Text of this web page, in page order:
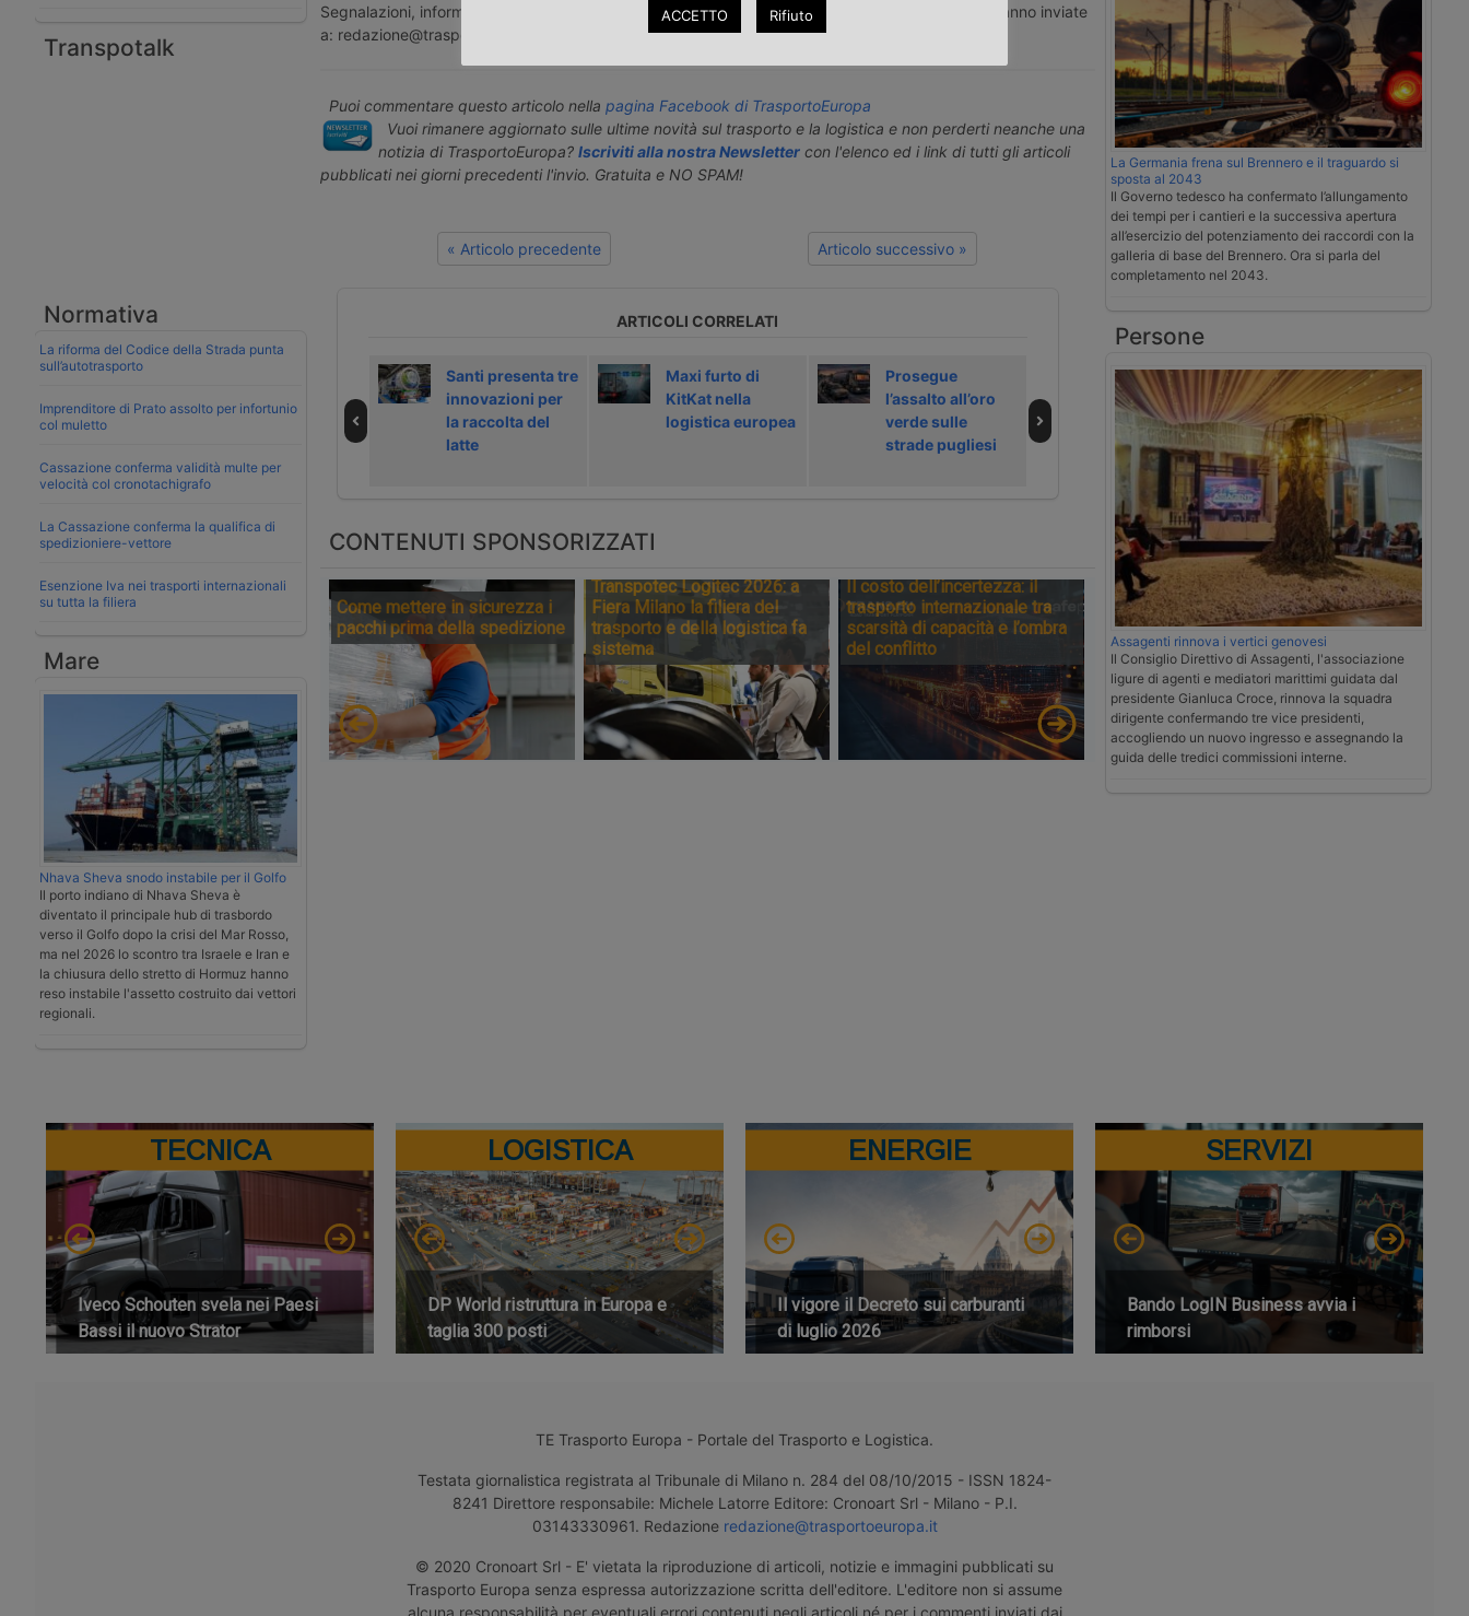
Transpotalk
Normativa
La riforma del Codice della Strada punta
sull’autotrasporto
Imprenditore di Prato assolto per infortunio
col muletto
Cassazione conferma validità multe per
velocità col cronotachigrafo
La Cassazione conferma la qualifica di
spedizioniere-vettore
Esenzione Iva nei trasporti internazionali
su tutta la filiera
Mare
Nhava Sheva snodo instabile per il Golfo
Il porto indiano di Nhava Sheva è
diventato il principale hub di trasbordo
verso il Golfo dopo la crisi del Mar Rosso,
ma nel 2026 lo scontro tra Israele e Iran e
la chiusura dello stretto di Hormuz hanno
reso instabile l'assetto costruito dai vettori
regionali.
Segnalazioni, informazioni, comunicati, nonché rettifiche o precisazioni sugli articoli pubblicati vanno inviate
a: redazione@trasportoeuropa.it
Puoi commentare questo articolo nella pagina Facebook di TrasportoEuropa
Vuoi rimanere aggiornato sulle ultime novità sul trasporto e la logistica e non perderti neanche una
notizia di TrasportoEuropa? Iscriviti alla nostra Newslettercon l'elenco ed i link di tutti gli articoli
pubblicati nei giorni precedenti l'invio. Gratuita e NO SPAM!
« Articolo precedente Articolo successivo »
ARTICOLI CORRELATI
Scoperto racket
dell’uva in Sicilia
camion elettrico
Santi presenta tre
innovazioni per
la raccolta del
latte
Maxi furto di
KitKat nella
logistica europea
Prosegue
l’assalto all’oro
verde sulle
strade pugliesi
Video | Adami
Trasporti,
autotrasporto da
Parona a tutta
Europa
Nuovo
semirimorchio
cisterna elettrico
di Santi
CONTENUTI SPONSORIZZATI
Come mettere in sicurezza i
pacchi prima della spedizione
Transpotec Logitec 2026: a
Fiera Milano la filiera del
trasporto e della logistica fa
sistema
Il costo dell’incertezza: il
trasporto internazionale tra
scarsità di capacità e l’ombra
del conflitto
La Germania frena sul Brennero e il traguardo si
sposta al 2043
Il Governo tedesco ha confermato l’allungamento
dei tempi per i cantieri e la successiva apertura
all’esercizio del potenziamento dei raccordi con la
galleria di base del Brennero. Ora si parla del
completamento nel 2043.
Persone
Assagenti rinnova i vertici genovesi
Il Consiglio Direttivo di Assagenti, l'associazione
ligure di agenti e mediatori marittimi guidata dal
presidente Gianluca Croce, rinnova la squadra
dirigente confermando tre vice presidenti,
accogliendo un nuovo ingresso e assegnando la
guida delle tredici commissioni interne.
TECNICA
Iveco Schouten svela nei Paesi
Bassi il nuovo Strator
LOGISTICA
DP World ristruttura in Europa e
taglia 300 posti
ENERGIE
Il vigore il Decreto sui carburanti
di luglio 2026
SERVIZI
Bando LogIN Business avvia i
rimborsi
TE Trasporto Europa - Portale del Trasporto e Logistica.
Testata giornalistica registrata al Tribunale di Milano n. 284 del 08/10/2015 - ISSN 1824-
8241 Direttore responsabile: Michele Latorre Editore: Cronoart Srl - Milano - P.I.
03143330961. Redazione redazione@trasportoeuropa.it
© 2020 Cronoart Srl - E' vietata la riproduzione di articoli, notizie e immagini pubblicati su
Trasporto Europa senza espressa autorizzazione scritta dell'editore. L'editore non si assume
alcuna responsabilità per eventuali errori contenuti negli articoli né per i commenti inviati dai
ACCETTO Rifiuto